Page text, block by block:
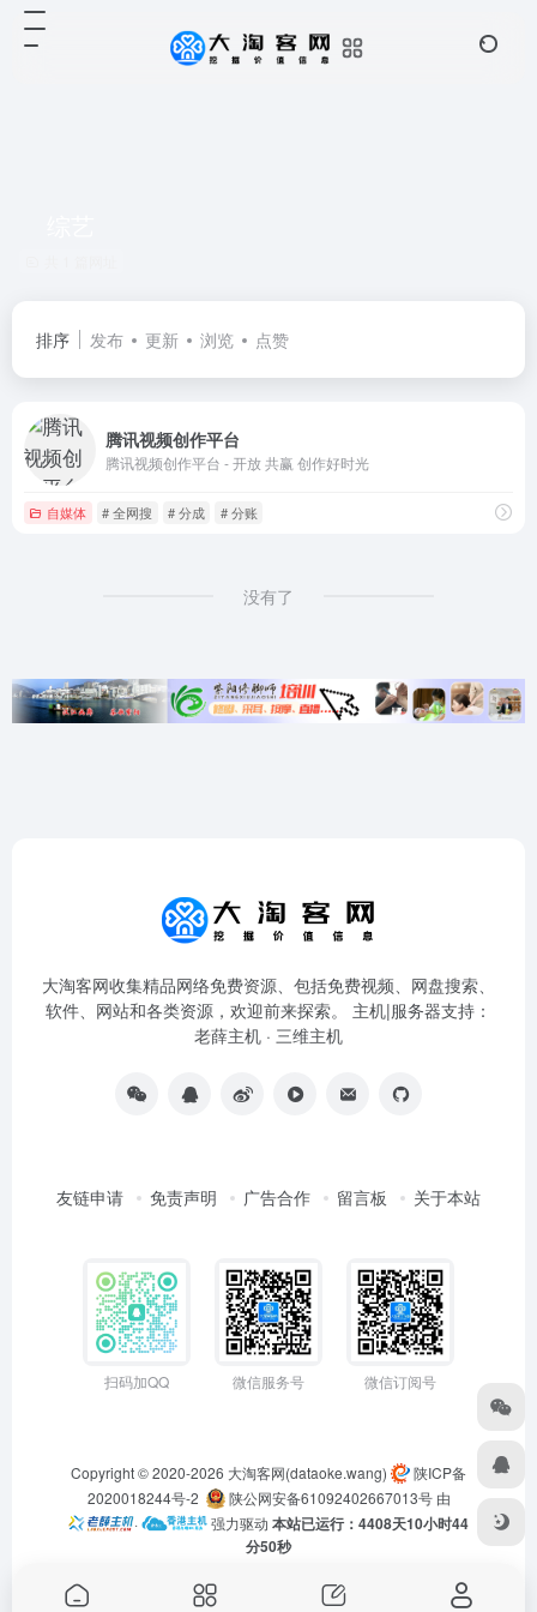
排序 发布 更新 浏览 点赞
腾讯视频创作平台
腾讯视频创作平台 - 开放 共赢 创作好时光
自媒体 # 全网搜 # 分成 # 分账
没有了
大淘客网收集精品网络免费资源、包括免费视频、网盘搜索、
软件、网站和各类资源，欢迎前来探索。 主机|服务器支持：
老薛主机 · 三维主机
友链申请 免责声明 广告合作 留言板 关于本站
扫码加QQ 微信服务号 微信订阅号
Copyright © 2020-2026 大淘客网(dataoke.wang)
陕ICP备
2020018244号-2
陕公网安备61092402667013号由
·
强力驱动 本站已运行：4408天10小时44
分50秒